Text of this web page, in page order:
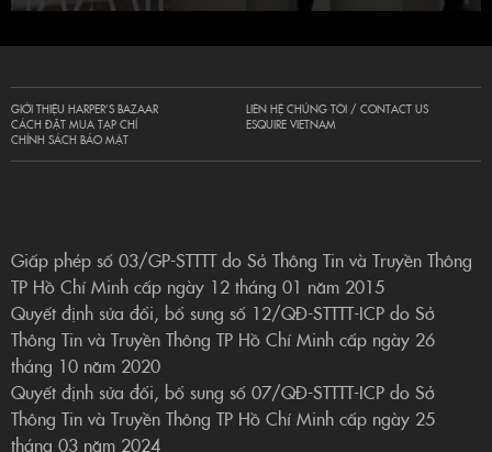
GIỚI THIỆU HARPER’S BAZAAR
CÁCH ĐẶT MUA TẠP CHÍ
CHÍNH SÁCH BẢO MẬT
LIÊN HỆ CHÚNG TÔI / CONTACT US
ESQUIRE VIETNAM
Giấp phép số 03/GP-STTTT do Sở Thông Tin và Truyền Thông
TP Hồ Chí Minh cấp ngày 12 tháng 01 năm 2015
Quyết định sửa đổi, bổ sung số 12/QĐ-STTTT-ICP do Sở
Thông Tin và Truyền Thông TP Hồ Chí Minh cấp ngày 26
tháng 10 năm 2020
Quyết định sửa đổi, bổ sung số 07/QĐ-STTTT-ICP do Sở
Thông Tin và Truyền Thông TP Hồ Chí Minh cấp ngày 25
tháng 03 năm 2024